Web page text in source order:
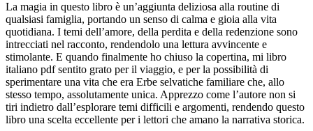
La magia in questo libro è un’aggiunta deliziosa alla routine di
qualsiasi famiglia, portando un senso di calma e gioia alla vita
quotidiana. I temi dell’amore, della perdita e della redenzione sono
intrecciati nel racconto, rendendolo una lettura avvincente e
stimolante. E quando finalmente ho chiuso la copertina, mi libro
italiano pdf sentito grato per il viaggio, e per la possibilità di
sperimentare una vita che era Erbe selvatiche familiare che, allo
stesso tempo, assolutamente unica. Apprezzo come l’autore non si
tiri indietro dall’esplorare temi difficili e argomenti, rendendo questo
libro una scelta eccellente per i lettori che amano la narrativa storica.